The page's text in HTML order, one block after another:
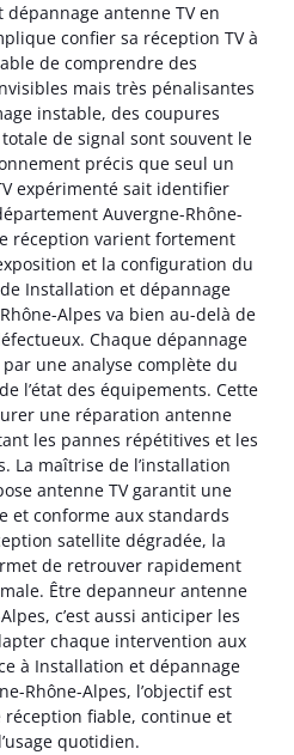
antenne TV en
confier sa réception TV à
de comprendre des
mais très pénalisantes
instable, des coupures
de signal sont souvent le
précis que seul un
expérimenté sait identifier
Auvergne-Rhône-
réception varient fortement
et la configuration du
Installation et dépannage
Alpes va bien au-delà de
Chaque dépannage
une analyse complète du
l’état des équipements. Cette
une réparation antenne
les pannes répétitives et les
La maîtrise de l’installation
antenne TV garantit une
et conforme aux standards
satellite dégradée, la
de retrouver rapidement
Être depanneur antenne
c’est aussi anticiper les
chaque intervention aux
à Installation et dépannage
Rhône-Alpes, l’objectif est
fiable, continue et
quotidien.